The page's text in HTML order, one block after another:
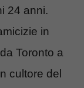
24 anni.
in
Toronto a
cultore del